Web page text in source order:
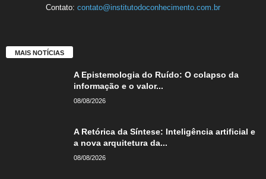
Contato: contato@institutodoconhecimento.com.br
MAIS NOTÍCIAS
A Epistemologia do Ruído: O colapso da
informação e o valor...
08/08/2026
A Retórica da Síntese: Inteligência artificial e
a nova arquitetura da...
08/08/2026